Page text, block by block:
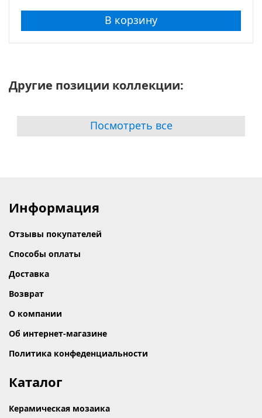
В корзину
Другие позиции коллекции:
Посмотреть все
Информация
Отзывы покупателей
Способы оплаты
Доставка
Возврат
О компании
Об интернет-магазине
Политика конфеденциальности
Каталог
Керамическая мозаика